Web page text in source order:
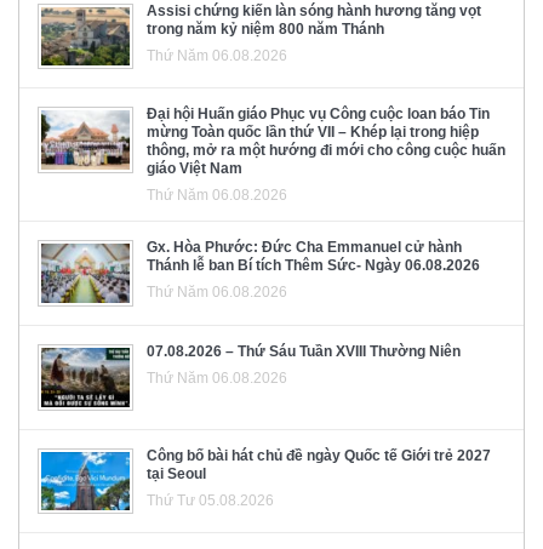
Assisi chứng kiến làn sóng hành hương tăng vọt
trong năm kỷ niệm 800 năm Thánh
Thứ Năm 06.08.2026
Đại hội Huấn giáo Phục vụ Công cuộc loan báo Tin
mừng Toàn quốc lần thứ VII – Khép lại trong hiệp
thông, mở ra một hướng đi mới cho công cuộc huấn
giáo Việt Nam
Thứ Năm 06.08.2026
Gx. Hòa Phước: Đức Cha Emmanuel cử hành
Thánh lễ ban Bí tích Thêm Sức- Ngày 06.08.2026
Thứ Năm 06.08.2026
07.08.2026 – Thứ Sáu Tuần XVIII Thường Niên
Thứ Năm 06.08.2026
Công bố bài hát chủ đề ngày Quốc tế Giới trẻ 2027
tại Seoul
Thứ Tư 05.08.2026